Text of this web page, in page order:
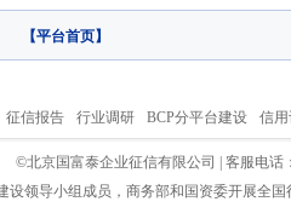
【平台首页】
征信报告 行业调研 BCP分平台建设 信
©北京国富泰企业征信有限公司 | 客服电话
设领导小组成员，商务部和国资委开展全